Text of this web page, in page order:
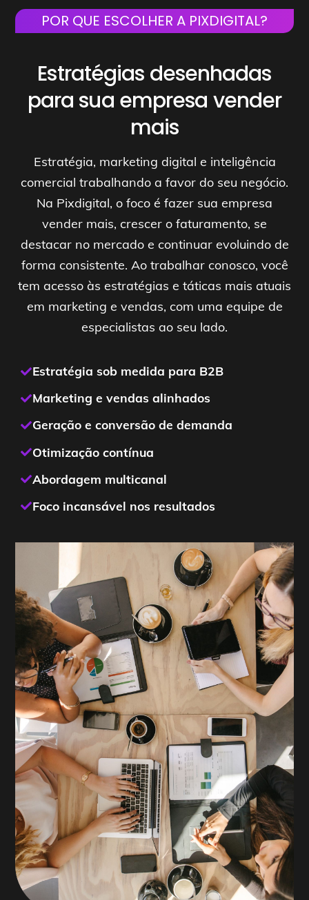
POR QUE ESCOLHER A PIXDIGITAL?
Estratégias desenhadas
para sua empresa vender
mais
Estratégia, marketing digital e inteligência
comercial trabalhando a favor do seu negócio.
Na Pixdigital, o foco é fazer sua empresa
vender mais, crescer o faturamento, se
destacar no mercado e continuar evoluindo de
forma consistente. Ao trabalhar conosco, você
tem acesso às estratégias e táticas mais atuais
em marketing e vendas, com uma equipe de
especialistas ao seu lado.
Estratégia sob medida para B2B
Marketing e vendas alinhados
Geração e conversão de demanda
Otimização contínua
Abordagem multicanal
Foco incansável nos resultados